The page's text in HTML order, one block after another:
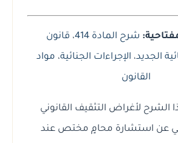
شرح المادة 414 ، قانون
الجديد، الإجراءات الجنائية، مواد
القانون
الشرح لأغراض التثقيف القانوني
عن استشارة محامٍ مختص عند